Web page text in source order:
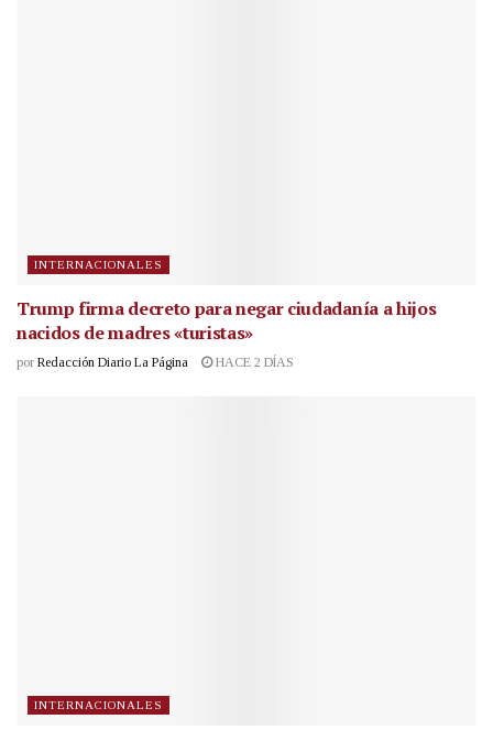
INTERNACIONALES
Trump firma decreto para negar ciudadanía a hijos
nacidos de madres «turistas»
por Redacción Diario La Página HACE 2 DÍAS
INTERNACIONALES